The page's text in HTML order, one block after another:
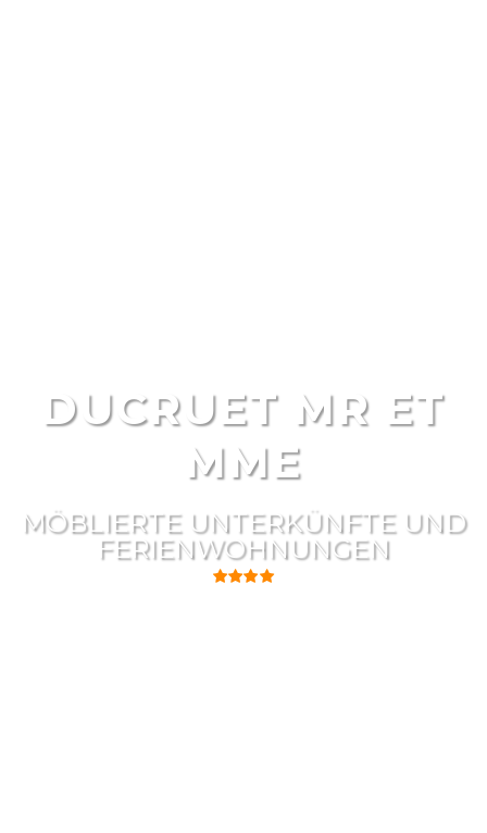
DUCRUET MR ET
MME
MÖBLIERTE UNTERKÜNFTE UND
FERIENWOHNUNGEN